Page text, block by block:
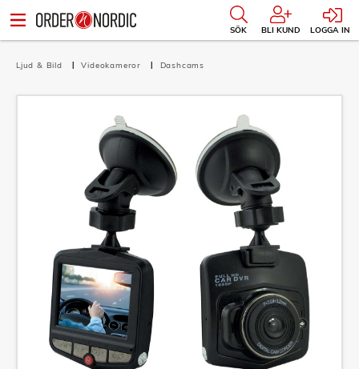
SÖK BLI KUND LOGGA IN
Ljud & Bild Videokameror Dashcams